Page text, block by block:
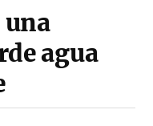
una
agua